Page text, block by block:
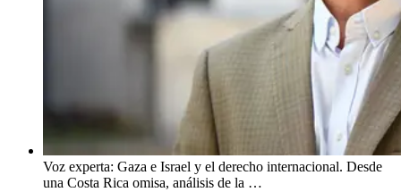
Voz experta: Gaza e Israel y el derecho internacional. Desde
una Costa Rica omisa, análisis de la …